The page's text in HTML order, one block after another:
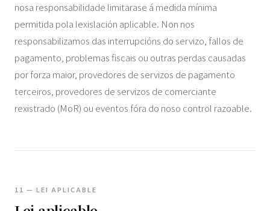
nosa responsabilidade limitarase á medida mínima
permitida pola lexislación aplicable. Non nos
responsabilizamos das interrupcións do servizo, fallos de
pagamento, problemas fiscais ou outras perdas causadas
por forza maior, provedores de servizos de pagamento
terceiros, provedores de servizos de comerciante
rexistrado (MoR) ou eventos fóra do noso control razoable.
11 — LEI APLICABLE